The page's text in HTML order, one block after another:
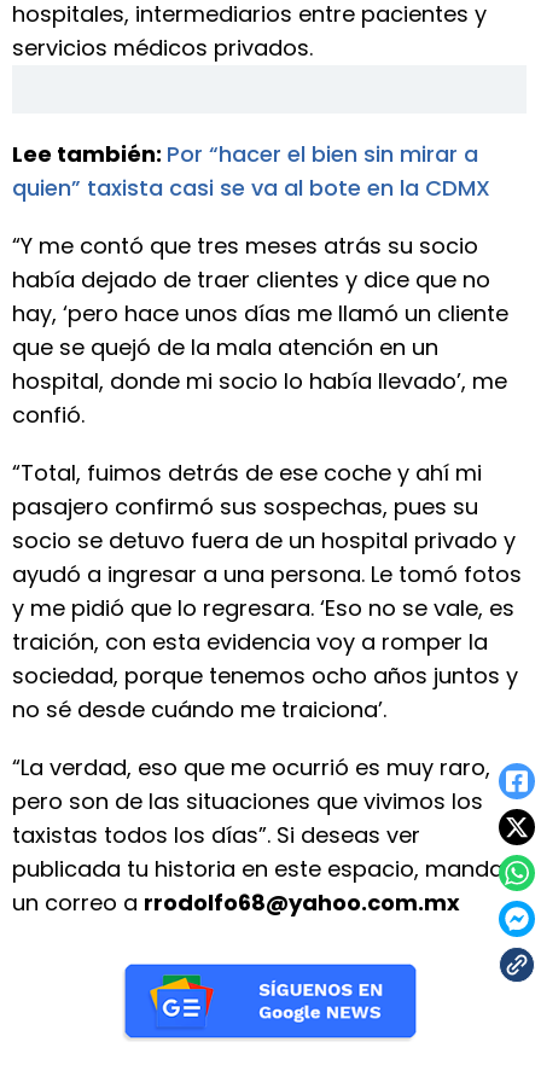
hospitales, intermediarios entre pacientes y
servicios médicos privados.
Lee también: Por “hacer el bien sin mirar a
quien” taxista casi se va al bote en la CDMX
“Y me contó que tres meses atrás su socio
había dejado de traer clientes y dice que no
hay, ‘pero hace unos días me llamó un cliente
que se quejó de la mala atención en un
hospital, donde mi socio lo había llevado’, me
confió.
“Total, fuimos detrás de ese coche y ahí mi
pasajero confirmó sus sospechas, pues su
socio se detuvo fuera de un hospital privado y
ayudó a ingresar a una persona. Le tomó fotos
y me pidió que lo regresara. ‘Eso no se vale, es
traición, con esta evidencia voy a romper la
sociedad, porque tenemos ocho años juntos y
no sé desde cuándo me traiciona’.
“La verdad, eso que me ocurrió es muy raro,
pero son de las situaciones que vivimos los
taxistas todos los días”. Si deseas ver
publicada tu historia en este espacio, manda
un correo a rrodolfo68@yahoo.com.mx